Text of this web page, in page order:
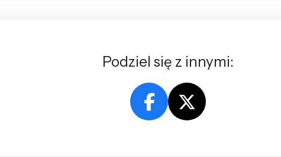
Podziel się z innymi: